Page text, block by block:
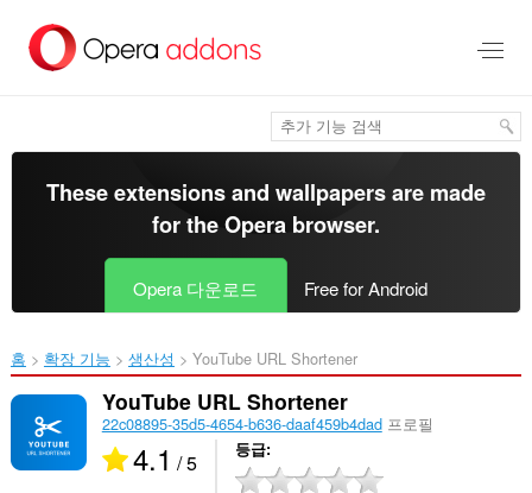
건
These extensions and wallpapers are made
for theOpera browser.
Opera 다운로드 Free for Android
홈 확장 기능 생산성 YouTube URL Shortener‎
YouTube URL Shortener
22c08895-35d5-4654-b636-daaf459b4dad프로필
4.1 / 5 등급